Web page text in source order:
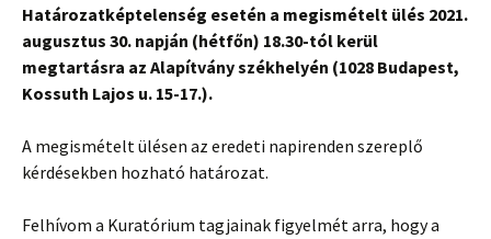
Határozatképtelenség esetén a megismételt ülés 2021.
augusztus 30. napján (hétfőn) 18.30-tól kerül
megtartásra az Alapítvány székhelyén (1028 Budapest,
Kossuth Lajos u. 15-17.).
A megismételt ülésen az eredeti napirenden szereplő
kérdésekben hozható határozat.
Felhívom a Kuratórium tagjainak figyelmét arra, hogy a